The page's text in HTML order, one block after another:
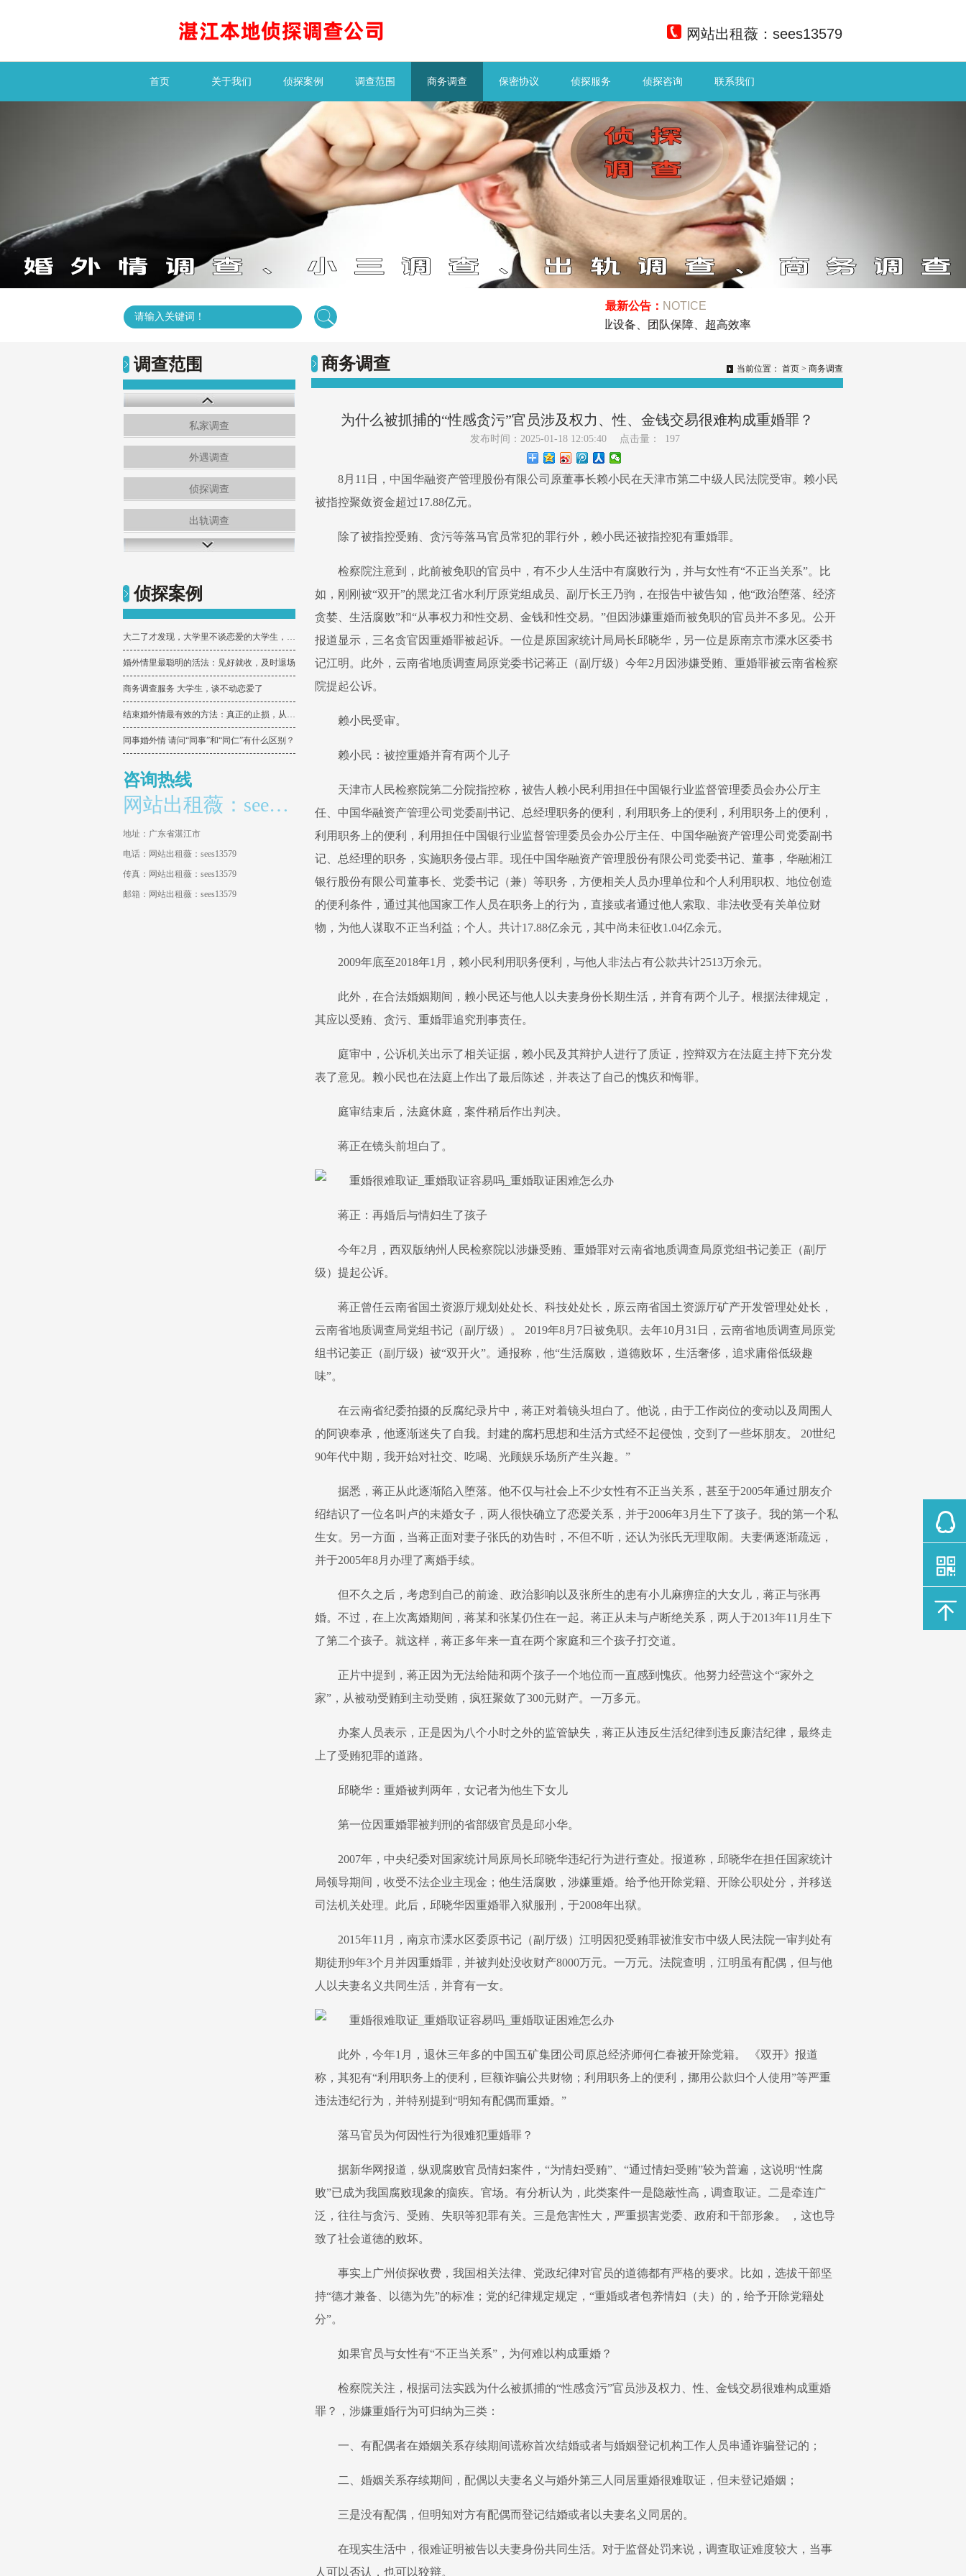
网站出租薇：sees13579
首页 关于我们 侦探案例 调查范围 商务调查 保密协议 侦探服务 侦探咨询 联系我们
最新公告： NOTICE
绝对保密、正规调查、专业设备、团队保障、超高效率
调查范围
私家调查
外遇调查
侦探调查
出轨调查
侦探案例
大二了才发现，大学里不谈恋爱的大学生，大多是这3类
婚外情里最聪明的活法：见好就收，及时退场
商务调查服务 大学生，谈不动恋爱了
结束婚外情最有效的方法：真正的止损，从来不是拉黑删除
同事婚外情 请问“同事”和“同仁”有什么区别？
咨询热线
网站出租薇：sees13579
地址：广东省湛江市
电话：网站出租薇：sees13579
传真：网站出租薇：sees13579
邮箱：网站出租薇：sees13579
商务调查 当前位置： 首页 > 商务调查
为什么被抓捕的“性感贪污”官员涉及权力、性、金钱交易很难构成重婚罪？
发布时间：2025-01-18 12:05:40 点击量： 197
8月11日，中国华融资产管理股份有限公司原董事长赖小民在天津市第二中级人民法院受审。赖小民
被指控聚敛资金超过17.88亿元。
除了被指控受贿、贪污等落马官员常犯的罪行外，赖小民还被指控犯有重婚罪。
检察院注意到，此前被免职的官员中，有不少人生活中有腐败行为，并与女性有“不正当关系”。比
如，刚刚被“双开”的黑龙江省水利厅原党组成员、副厅长王乃驹，在报告中被告知，他“政治堕落、经济
贪婪、生活腐败”和“从事权力和性交易、金钱和性交易。”但因涉嫌重婚而被免职的官员并不多见。公开
报道显示，三名贪官因重婚罪被起诉。一位是原国家统计局局长邱晓华，另一位是原南京市溧水区委书
记江明。此外，云南省地质调查局原党委书记蒋正（副厅级）今年2月因涉嫌受贿、重婚罪被云南省检察
院提起公诉。
赖小民受审。
赖小民：被控重婚并育有两个儿子
天津市人民检察院第二分院指控称，被告人赖小民利用担任中国银行业监督管理委员会办公厅主
任、中国华融资产管理公司党委副书记、总经理职务的便利，利用职务上的便利，利用职务上的便利，
利用职务上的便利，利用担任中国银行业监督管理委员会办公厅主任、中国华融资产管理公司党委副书
记、总经理的职务，实施职务侵占罪。现任中国华融资产管理股份有限公司党委书记、董事，华融湘江
银行股份有限公司董事长、党委书记（兼）等职务，方便相关人员办理单位和个人利用职权、地位创造
的便利条件，通过其他国家工作人员在职务上的行为，直接或者通过他人索取、非法收受有关单位财
物，为他人谋取不正当利益；个人。共计17.88亿余元，其中尚未征收1.04亿余元。
2009年底至2018年1月，赖小民利用职务便利，与他人非法占有公款共计2513万余元。
此外，在合法婚姻期间，赖小民还与他人以夫妻身份长期生活，并育有两个儿子。根据法律规定，
其应以受贿、贪污、重婚罪追究刑事责任。
庭审中，公诉机关出示了相关证据，赖小民及其辩护人进行了质证，控辩双方在法庭主持下充分发
表了意见。赖小民也在法庭上作出了最后陈述，并表达了自己的愧疚和悔罪。
庭审结束后，法庭休庭，案件稍后作出判决。
蒋正在镜头前坦白了。
蒋正：再婚后与情妇生了孩子
今年2月，西双版纳州人民检察院以涉嫌受贿、重婚罪对云南省地质调查局原党组书记姜正（副厅
级）提起公诉。
蒋正曾任云南省国土资源厅规划处处长、科技处处长，原云南省国土资源厅矿产开发管理处处长，
云南省地质调查局党组书记（副厅级）。 2019年8月7日被免职。去年10月31日，云南省地质调查局原党
组书记姜正（副厅级）被“双开火”。通报称，他“生活腐败，道德败坏，生活奢侈，追求庸俗低级趣
味”。
在云南省纪委拍摄的反腐纪录片中，蒋正对着镜头坦白了。他说，由于工作岗位的变动以及周围人
的阿谀奉承，他逐渐迷失了自我。封建的腐朽思想和生活方式经不起侵蚀，交到了一些坏朋友。 20世纪
90年代中期，我开始对社交、吃喝、光顾娱乐场所产生兴趣。”
据悉，蒋正从此逐渐陷入堕落。他不仅与社会上不少女性有不正当关系，甚至于2005年通过朋友介
绍结识了一位名叫卢的未婚女子，两人很快确立了恋爱关系，并于2006年3月生下了孩子。我的第一个私
生女。另一方面，当蒋正面对妻子张氏的劝告时，不但不听，还认为张氏无理取闹。夫妻俩逐渐疏远，
并于2005年8月办理了离婚手续。
但不久之后，考虑到自己的前途、政治影响以及张所生的患有小儿麻痹症的大女儿，蒋正与张再
婚。不过，在上次离婚期间，蒋某和张某仍住在一起。蒋正从未与卢断绝关系，两人于2013年11月生下
了第二个孩子。就这样，蒋正多年来一直在两个家庭和三个孩子打交道。
正片中提到，蒋正因为无法给陆和两个孩子一个地位而一直感到愧疚。他努力经营这个“家外之
家”，从被动受贿到主动受贿，疯狂聚敛了300元财产。一万多元。
办案人员表示，正是因为八个小时之外的监管缺失，蒋正从违反生活纪律到违反廉洁纪律，最终走
上了受贿犯罪的道路。
邱晓华：重婚被判两年，女记者为他生下女儿
第一位因重婚罪被判刑的省部级官员是邱小华。
2007年，中央纪委对国家统计局原局长邱晓华违纪行为进行查处。报道称，邱晓华在担任国家统计
局领导期间，收受不法企业主现金；他生活腐败，涉嫌重婚。给予他开除党籍、开除公职处分，并移送
司法机关处理。此后，邱晓华因重婚罪入狱服刑，于2008年出狱。
2015年11月，南京市溧水区委原书记（副厅级）江明因犯受贿罪被淮安市中级人民法院一审判处有
期徒刑9年3个月并因重婚罪，并被判处没收财产8000万元。一万元。法院查明，江明虽有配偶，但与他
人以夫妻名义共同生活，并育有一女。
此外，今年1月，退休三年多的中国五矿集团公司原总经济师何仁春被开除党籍。 《双开》报道
称，其犯有“利用职务上的便利，巨额诈骗公共财物；利用职务上的便利，挪用公款归个人使用”等严重
违法违纪行为，并特别提到“明知有配偶而重婚。”
落马官员为何因性行为很难犯重婚罪？
据新华网报道，纵观腐败官员情妇案件，“为情妇受贿”、“通过情妇受贿”较为普遍，这说明“性腐
败”已成为我国腐败现象的痼疾。官场。有分析认为，此类案件一是隐蔽性高，调查取证。二是牵连广
泛，往往与贪污、受贿、失职等犯罪有关。三是危害性大，严重损害党委、政府和干部形象。 ，这也导
致了社会道德的败坏。
事实上广州侦探收费，我国相关法律、党政纪律对官员的道德都有严格的要求。比如，选拔干部坚
持“德才兼备、以德为先”的标准；党的纪律规定规定，“重婚或者包养情妇（夫）的，给予开除党籍处
分”。
如果官员与女性有“不正当关系”，为何难以构成重婚？
检察院关注，根据司法实践为什么被抓捕的“性感贪污”官员涉及权力、性、金钱交易很难构成重婚
罪？，涉嫌重婚行为可归纳为三类：
一、有配偶者在婚姻关系存续期间谎称首次结婚或者与婚姻登记机构工作人员串通诈骗登记的；
二、婚姻关系存续期间，配偶以夫妻名义与婚外第三人同居重婚很难取证，但未登记婚姻；
三是没有配偶，但明知对方有配偶而登记结婚或者以夫妻名义同居的。
在现实生活中，很难证明被告以夫妻身份共同生活。对于监督处罚来说，调查取证难度较大，当事
人可以否认，也可以狡辩。